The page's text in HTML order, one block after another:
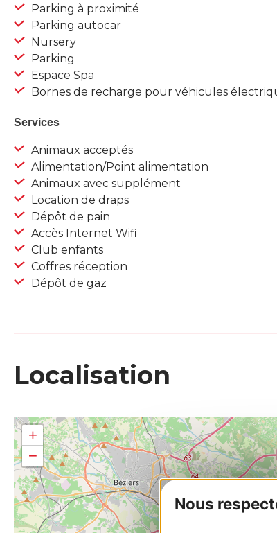
Nous
Parking à proximité
Parking autocar
Nursery
Parking
Espace Spa
Bornes de recharge pour véhicules
Services
Animaux acceptés
Alimentation/Point alimentation
Animaux avec supplément
Location de draps
Dépôt de pain
Accès Internet Wifi
Club enfants
Coffres réception
Dépôt de gaz
Localisation
+
−